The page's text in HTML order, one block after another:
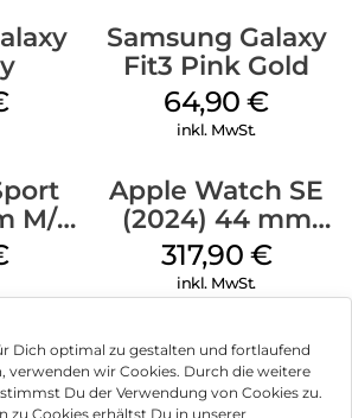
Dich optimal zu gestalten und fortlaufend
verwenden wir Cookies. Durch die weitere
Du der Verwendung von Cookies zu.
zu Cookies erhältst Du in unserer
Samsung Galaxy
Fit3 Pink Gold
64,90€
inkl. MwSt.
M/L
Apple Watch SE
(2024) 44 mm
GPS + Cellular
(Sportarmband
Mitternacht M/L)
317,90 €
inkl. MwSt.